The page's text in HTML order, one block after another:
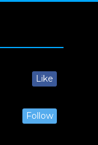
Like
Follow